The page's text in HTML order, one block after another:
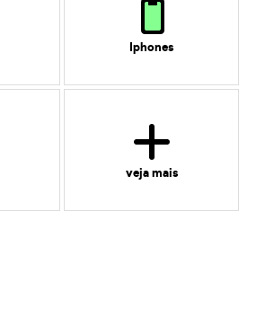
Iphones
veja mais